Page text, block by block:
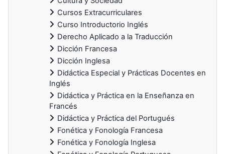
Cursos Extracurriculares
Curso Introductorio Inglés
Derecho Aplicado a la Traducción
Dicción Francesa
Dicción Inglesa
Didáctica Especial y Prácticas Docentes en
Inglés
Didáctica y Práctica en la Enseñanza en
Francés
Didáctica y Práctica del Portugués
Fonética y Fonología Francesa
Fonética y Fonología Inglesa